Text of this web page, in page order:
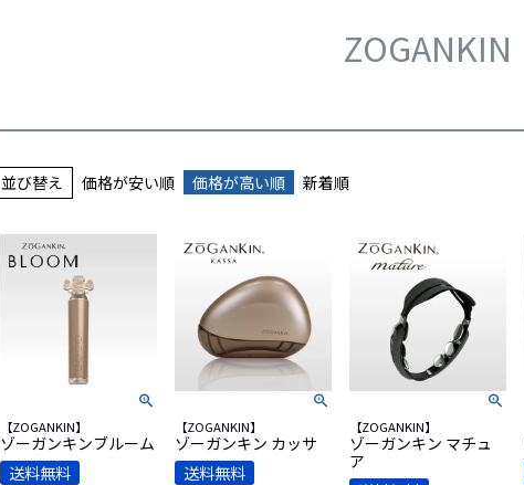
ZOGANKIN
並び替え 価格が安い順 価格が高い順 新着順
【ZOGANKIN】
ゾーガンキンブルーム
送料無料
【ZOGANKIN】
ゾーガンキン カッサ
送料無料
【ZOGANKIN】
ゾーガンキン マチュ
ア